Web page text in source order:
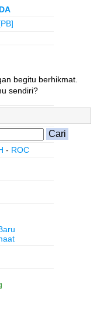
begitu berhikmat.
sendiri?
- ROC